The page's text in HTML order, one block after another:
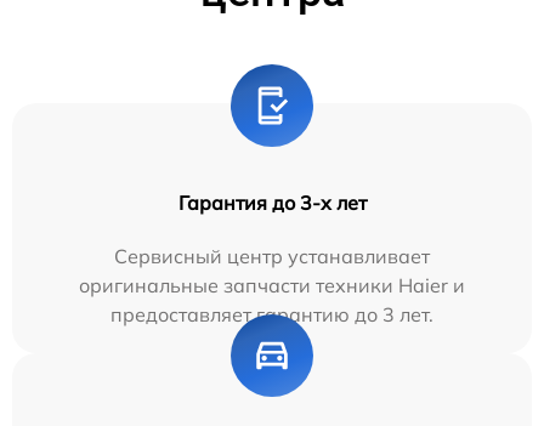
Гарантия до 3-х лет
Сервисный центр устанавливает
оригинальные запчасти техники Haier и
предоставляет гарантию до 3 лет.